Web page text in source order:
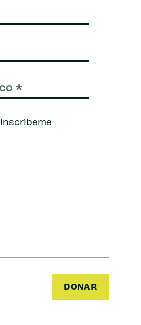
Inscríbeme
DONAR